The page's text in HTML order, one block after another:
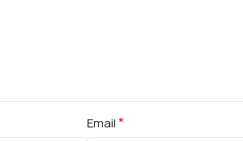
Email*